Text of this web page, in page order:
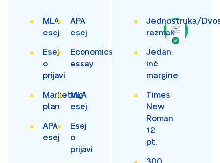
MLA
esej
APA
esej
Esej
o
prijavi
Economics
essay
Marketing
plan
MLA
esej
APA
esej
Esej
o
prijavi
Jednostruka/
razmak
Jedan
inč
margine
Times
New
Roman
12
pt.
300